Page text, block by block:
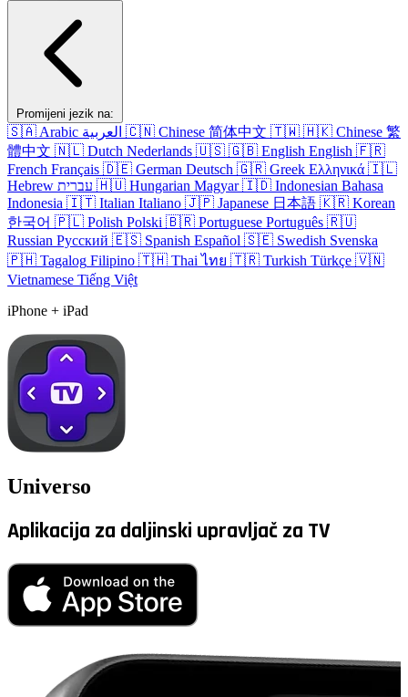
Promijeni jezik na:
🇸🇦 Arabic العربية 🇨🇳 Chinese 简体中文 🇹🇼 🇭🇰 Chinese 繁
體中文 🇳🇱 Dutch Nederlands 🇺🇸 🇬🇧 English English 🇫🇷
French Français 🇩🇪 German Deutsch 🇬🇷 Greek Ελληνικά 🇮🇱
Hebrew עברית 🇭🇺 Hungarian Magyar 🇮🇩 Indonesian Bahasa
Indonesia 🇮🇹 Italian Italiano 🇯🇵 Japanese 日本語 🇰🇷 Korean
한국어 🇵🇱 Polish Polski 🇧🇷 Portuguese Português 🇷🇺
Russian Русский 🇪🇸 Spanish Español 🇸🇪 Swedish Svenska
🇵🇭 Tagalog Filipino 🇹🇭 Thai ไทย 🇹🇷 Turkish Türkçe 🇻🇳
Vietnamese Tiếng Việt
iPhone + iPad
Universo
Aplikacija za daljinski upravljač za TV